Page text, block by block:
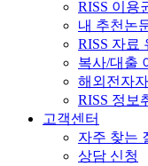
RISS 이용
내 추천논
RISS 자료
복사/대출
해외전자
RISS 정보
고객센터
자주 찾는
상담 신청